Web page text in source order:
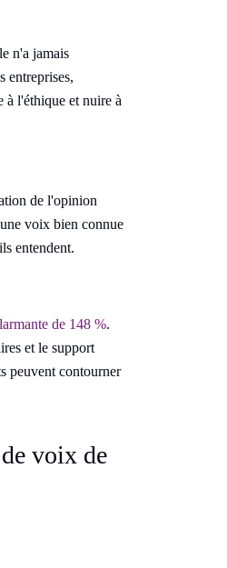
n'a jamais
entreprises,
à l'éthique et nuire à
de l'opinion
voix bien connue
entendent.
de 148 %.
et le support
peuvent contourner
voix de